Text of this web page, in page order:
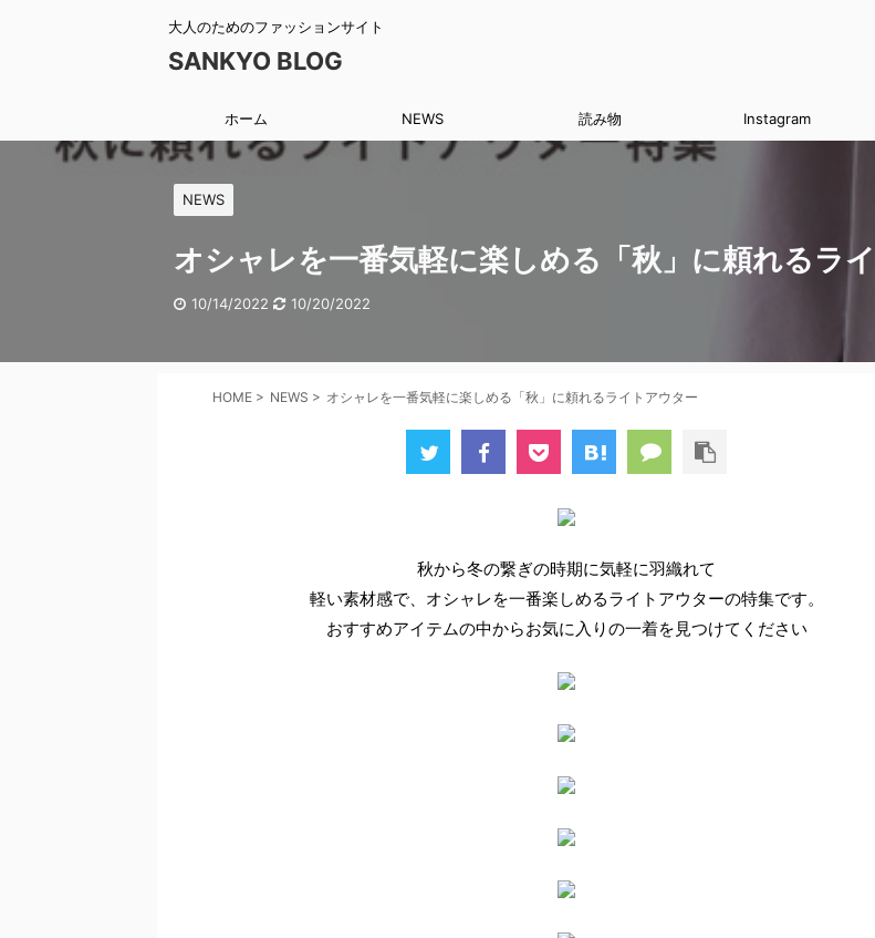
大人のためのファッションサイト
SANKYO BLOG
ホーム NEWS 読み物 Instagram
NEWS
オシャレを一番気軽に楽しめる「秋」に頼れるラ
10/14/2022 10/20/2022
HOME > NEWS > オシャレを一番気軽に楽しめる「秋」に頼れるライトアウター
秋から冬の繋ぎの時期に気軽に羽織れて
軽い素材感で、オシャレを一番楽しめるライトアウターの特集です。
おすすめアイテムの中からお気に入りの一着を見つけてください